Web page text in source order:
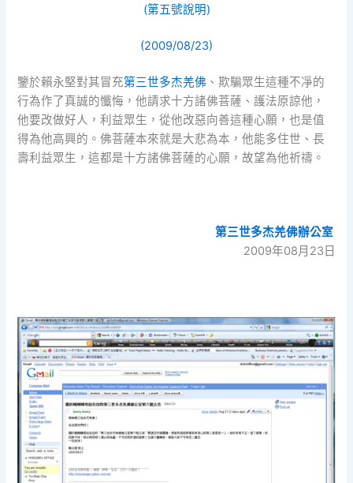
(第五號說明)
(2009/08/23)
鑒於賴永堅對其冒充第三世多杰羌佛 、欺騙眾生這種不凈的
行為作了真誠的懺悔，他請求十方諸佛菩薩、護法原諒他，
他要改做好人，利益眾生，從他改惡向善這種心願，也是值
得為他高興的。佛菩薩本來就是大悲為本，他能多住世、長
壽利益眾生，這都是十方諸佛菩薩的心願，故望為他祈禱。
第三世多杰羌佛辦公室
2009年08月23日